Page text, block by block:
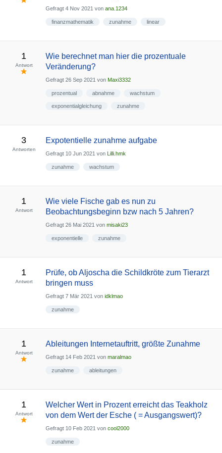
Gefragt 4 Nov 2021 von ana.1234
finanzmathematik zunahme linear
1
Antwort
Wie berechnet man hier die prozentuale
Veränderung?
Gefragt 26 Sep 2021 von Maxi3332
prozentual abnahme wachstum
exponentialgleichung zunahme
3
Antworten
Expotentielle zunahme aufgabe
Gefragt 10 Jun 2021 von Lilli.hmk
zunahme wachstum
1
Antwort
Wie viele Fische gab es nun zu
Beobachtungsbeginn bzw nach 5 Jahren?
Gefragt 26 Mai 2021 von misaki23
exponentielle zunahme
1
Antwort
Prüfe, ob Aljoscha die Schildkröte zum Tierarzt
bringen muss
Gefragt 7 Mär 2021 von idklmao
zunahme
1
Antwort
Ableitungen Internetauftritt, größte Zunahme
Gefragt 14 Feb 2021 von maralmao
zunahme ableitungen
1
Antwort
Welcher Wert in Prozent erreicht das Teakholz
von dem Wert der Esche ( = Ausgangswert)?
Gefragt 10 Feb 2021 von cool2000
zunahme